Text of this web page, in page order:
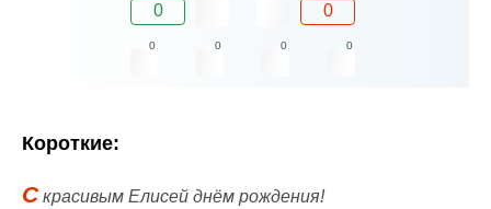
0 0
0 0 0 0
Короткие:
Скрасивым Елисей днём рождения!